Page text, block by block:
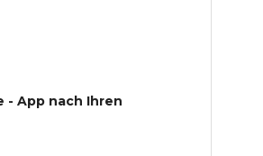
- App nach Ihren